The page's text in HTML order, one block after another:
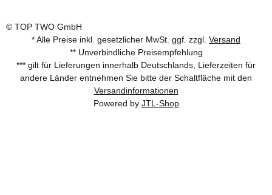
© TOP TWO GmbH
* Alle Preise inkl. gesetzlicher MwSt. ggf. zzgl. Versand
** Unverbindliche Preisempfehlung
*** gilt für Lieferungen innerhalb Deutschlands, Lieferzeiten für
andere Länder entnehmen Sie bitte der Schaltfläche mit den
Versandinformationen
Powered by JTL-Shop